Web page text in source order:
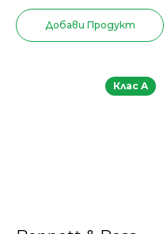
Добави Продукт
Клас A